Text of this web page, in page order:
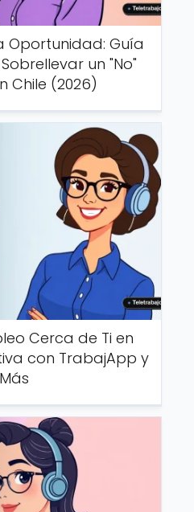
Oportunidad: Guía
un "No"
Chile (2026)
Cerca de Ti en
con TrabajApp y
Más